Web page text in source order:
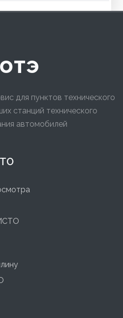
для пунктов технического
станций технического
автомобилей